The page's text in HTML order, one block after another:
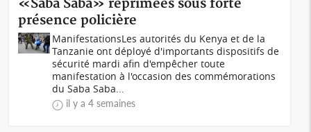
«Saba Saba» réprimées sous forte
présence policière
ManifestationsLes autorités du Kenya et de la
Tanzanie ont déployé d'importants dispositifs de
sécurité mardi afin d'empêcher toute
manifestation à l'occasion des commémorations
du Saba Saba...
il y a 4 semaines